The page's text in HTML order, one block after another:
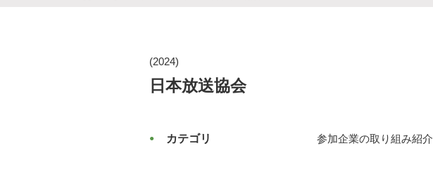
(2024)
日本放送協会
カテゴリ 参加企業の取り組み紹介